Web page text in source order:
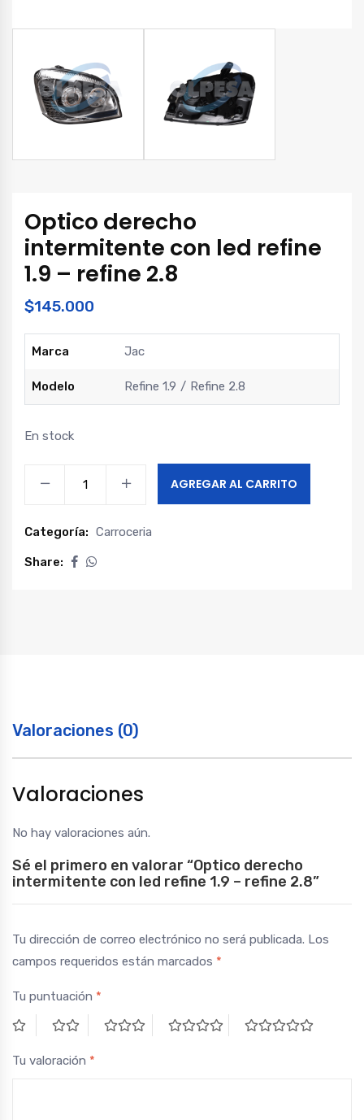
Optico derecho
intermitente con led refine
1.9 – refine 2.8
$145.000
Marca Jac
Modelo Refine 1.9 Refine 2.8
En stock
con
led
AGREGAR AL CARRITO
Categoría: Carroceria
Share:
Valoraciones (0)
Valoraciones
No hay valoraciones aún.
Sé el primero en valorar “Optico derecho
intermitente con led refine 1.9 – refine 2.8”
Tu dirección de correo electrónico no será publicada. Los
campos requeridos están marcados *
Tu puntuación *
Tu valoración *